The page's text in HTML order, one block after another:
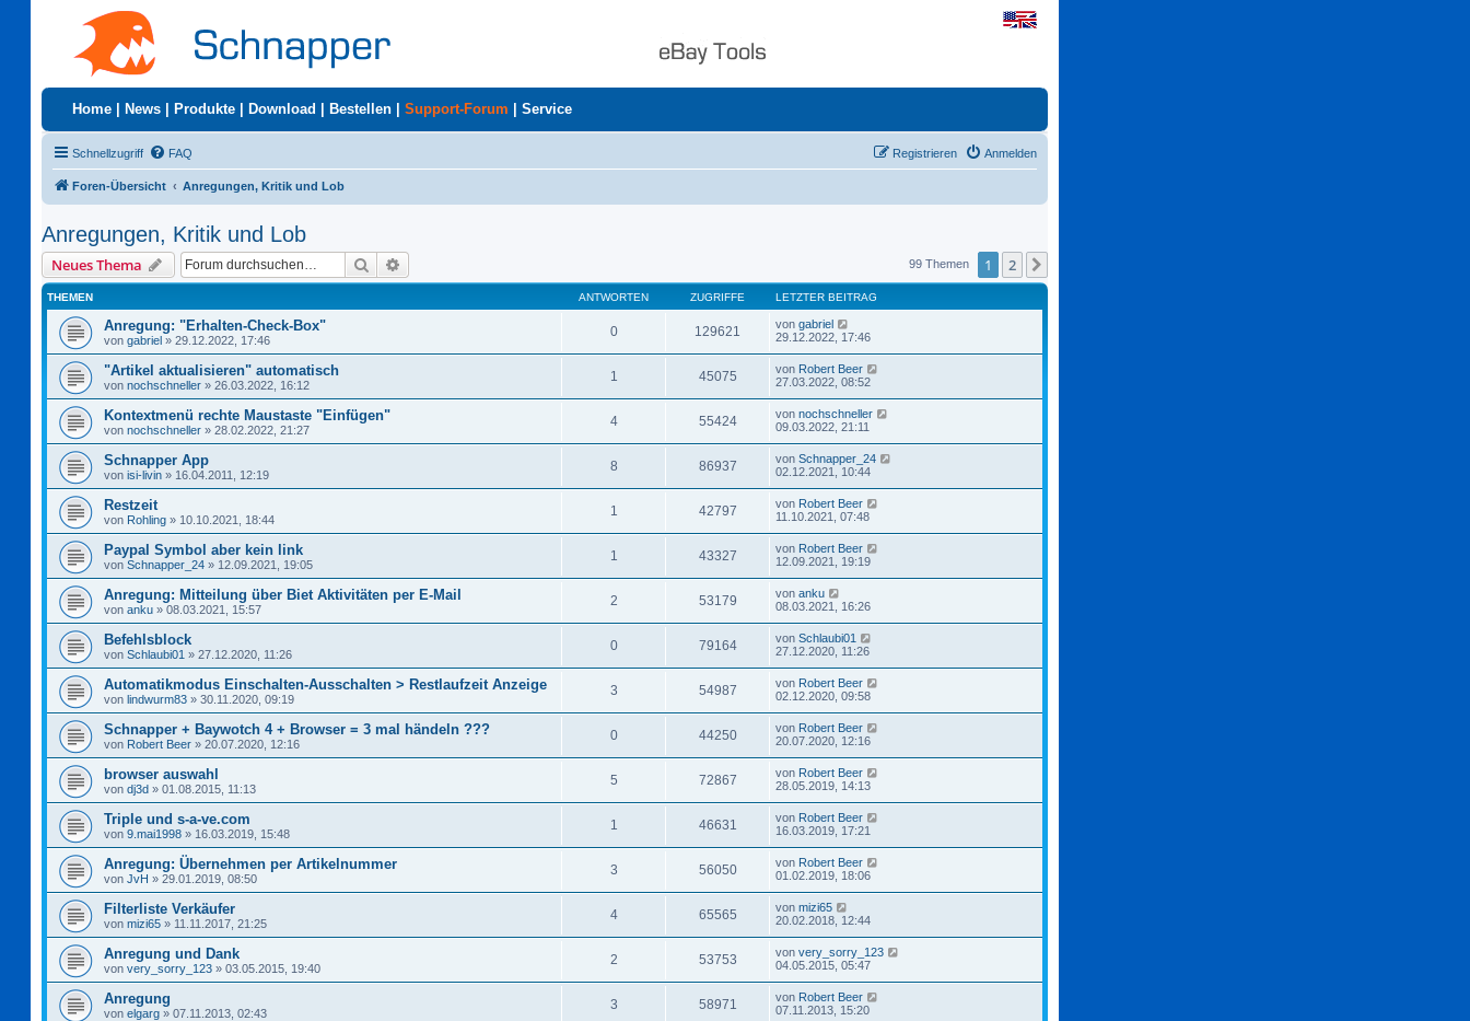
Home News Produkte Download Bestellen Support-Forum Service
Schnellzugriff FAQ Anmelden
Registrieren
Foren-Übersicht Anregungen, Kritik und Lob
Anregungen, Kritik und Lob
Neues Thema Suche 99 Themen 1 2
THEMEN ANTWORTEN ZUGRIFFE LETZTER BEITRAG
Anregung: "Erhalten-Check-Box"
von gabriel » 29.12.2022, 17:46
0 129621 von gabriel
29.12.2022, 17:46
"Artikel aktualisieren" automatisch
von nochschneller » 26.03.2022, 16:12
1 45075 von Robert Beer
27.03.2022, 08:52
Kontextmenü rechte Maustaste "Einfügen"
von nochschneller » 28.02.2022, 21:27
4 55424 von nochschneller
09.03.2022, 21:11
Schnapper App
von isi-livin » 16.04.2011, 12:19
8 86937 von Schnapper_24
02.12.2021, 10:44
Restzeit
von Rohling » 10.10.2021, 18:44
1 42797 von Robert Beer
11.10.2021, 07:48
Paypal Symbol aber kein link
von Schnapper_24 » 12.09.2021, 19:05
1 43327 von Robert Beer
12.09.2021, 19:19
Anregung: Mitteilung über Biet Aktivitäten per E-Mail
von anku » 08.03.2021, 15:57
2 53179 von anku
08.03.2021, 16:26
Befehlsblock
von Schlaubi01 » 27.12.2020, 11:26
0 79164 von Schlaubi01
27.12.2020, 11:26
Automatikmodus Einschalten-Ausschalten > Restlaufzeit Anzeige
von lindwurm83 » 30.11.2020, 09:19
3 54987 von Robert Beer
02.12.2020, 09:58
Schnapper + Baywotch 4 + Browser = 3 mal händeln ???
von Robert Beer » 20.07.2020, 12:16
0 44250 von Robert Beer
20.07.2020, 12:16
browser auswahl
von dj3d » 01.08.2015, 11:13
5 72867 von Robert Beer
28.05.2019, 14:13
Triple und s-a-ve.com
von 9.mai1998 » 16.03.2019, 15:48
1 46631 von Robert Beer
16.03.2019, 17:21
Anregung: Übernehmen per Artikelnummer
von JvH » 29.01.2019, 08:50
3 56050 von Robert Beer
01.02.2019, 18:06
Filterliste Verkäufer
von mizi65 » 11.11.2017, 21:25
4 65565 von mizi65
20.02.2018, 12:44
Anregung und Dank
von very_sorry_123 » 03.05.2015, 19:40
2 53753 von very_sorry_123
04.05.2015, 05:47
Anregung
von elgarg » 07.11.2013, 02:43
3 58971 von Robert Beer
07.11.2013, 15:20